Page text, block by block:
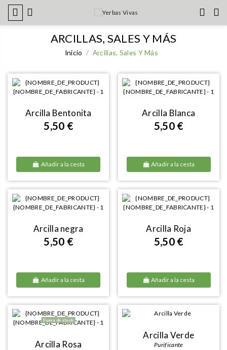
ARCILLAS, SALES Y MÁS
Inicio Arcillas, Sales Y Más
Arcilla Bentonita
5,50 €
Añadir a la cesta
Arcilla Blanca
5,50 €
Añadir a la cesta
Arcilla negra
5,50 €
Añadir a la cesta
Arcilla Roja
5,50 €
Añadir a la cesta
Fuera de stock
Arcilla Rosa
Arcilla Verde
Purificante